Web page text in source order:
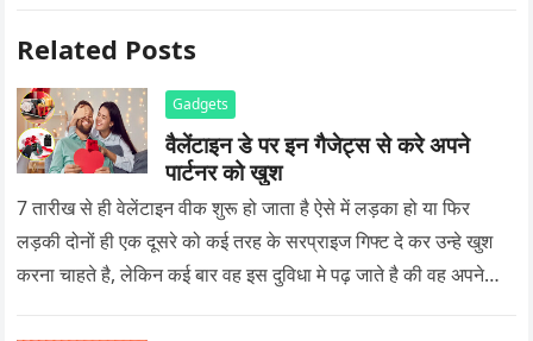
Related Posts
Gadgets
वैलेंटाइन डे पर इन गैजेट्स से करे अपने
पार्टनर को खुश
7 तारीख से ही वेलेंटाइन वीक शुरू हो जाता है ऐसे में लड़का हो या फिर
लड़की दोनों ही एक दूसरे को कई तरह के सरप्राइज गिफ्ट दे कर उन्हे खुश
करना चाहते है, लेकिन कई बार वह इस दुविधा मे पढ़ जाते है की वह अपने